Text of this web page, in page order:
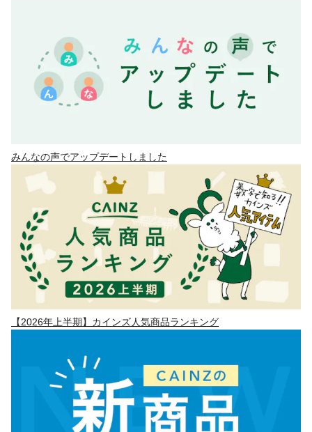
みんなの声でアップデートしました
【2026年上半期】カインズ人気商品ランキング